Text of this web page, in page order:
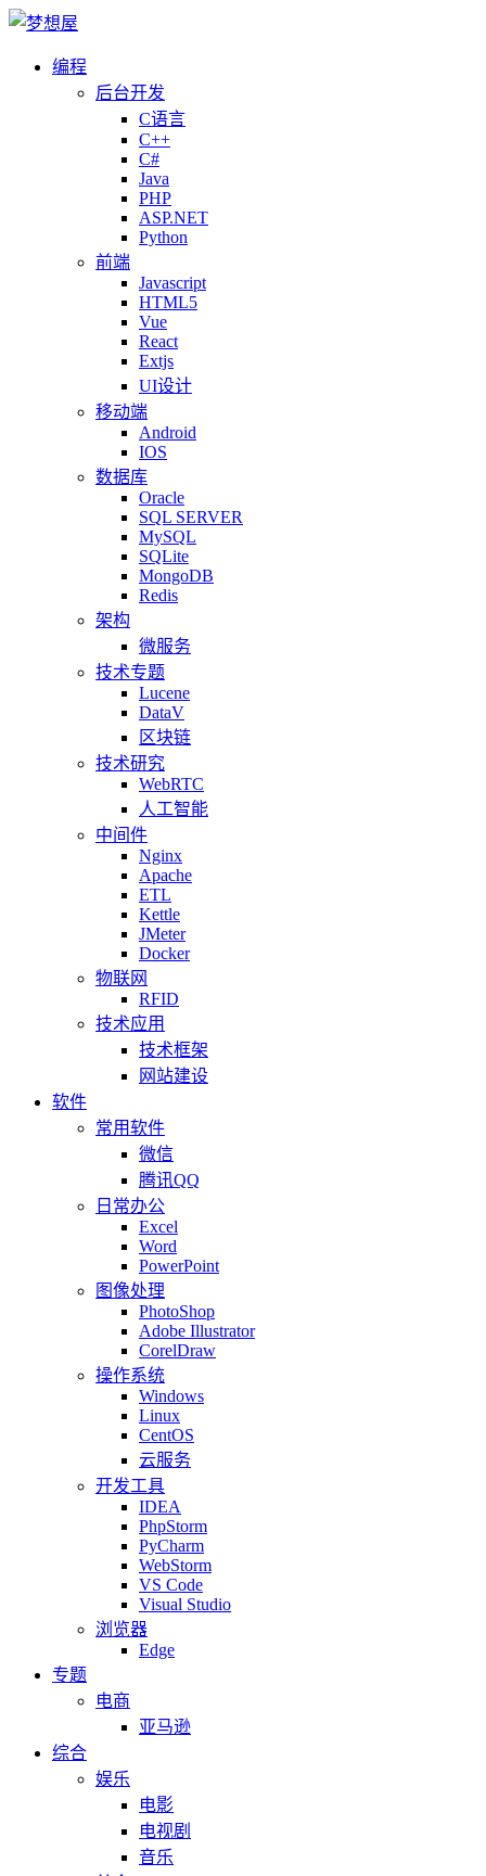
编程
后台开发
C语言
C++
C#
Java
PHP
ASP.NET
Python
前端
Javascript
HTML5
Vue
React
Extjs
UI设计
移动端
Android
IOS
数据库
Oracle
SQL SERVER
MySQL
SQLite
MongoDB
Redis
架构
微服务
技术专题
Lucene
DataV
区块链
技术研究
WebRTC
人工智能
中间件
Nginx
Apache
ETL
Kettle
JMeter
Docker
物联网
RFID
技术应用
技术框架
网站建设
软件
常用软件
微信
腾讯QQ
日常办公
Excel
Word
PowerPoint
图像处理
PhotoShop
Adobe Illustrator
CorelDraw
操作系统
Windows
Linux
CentOS
云服务
开发工具
IDEA
PhpStorm
PyCharm
WebStorm
VS Code
Visual Studio
浏览器
Edge
专题
电商
亚马逊
综合
娱乐
电影
电视剧
音乐